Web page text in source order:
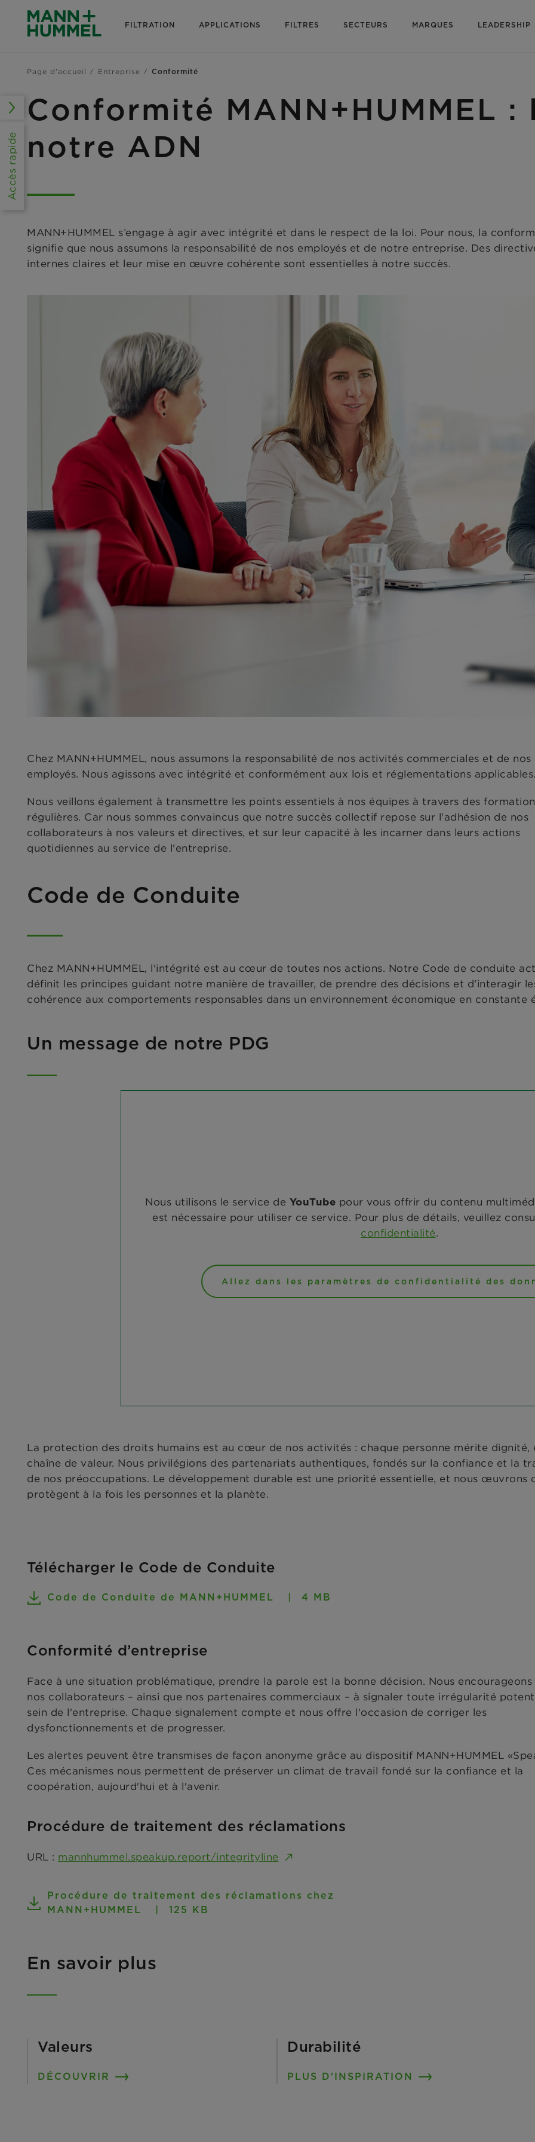
FILTRATION APPLICATIONS FILTRES SECTEURS MARQUES LEADERSHIP
Page d'accueil Entreprise Conformité
Conformité MANN+HUMMEL
notre ADN
MANN+HUMMEL s’engage à agir avec intégrité et dans le respect de la loi. Pour nous, la
signifie que nous assumons la responsabilité de nos employés et de notre entreprise. Des
internes claires et leur mise en œuvre cohérente sont essentielles à notre succès.
Chez MANN+HUMMEL, nous assumons la responsabilité de nos activités commerciales et de nos
employés. Nous agissons avec intégrité et conformément aux lois et réglementations
Nous veillons également à transmettre les points essentiels à nos équipes à travers des
régulières. Car nous sommes convaincus que notre succès collectif repose sur l'adhésion de nos
collaborateurs à nos valeurs et directives, et sur leur capacité à les incarner dans leurs actions
quotidiennes au service de l'entreprise.
Code de Conduite
Chez MANN+HUMMEL, l'intégrité est au cœur de toutes nos actions. Notre Code de conduite
définit les principes guidant notre manière de travailler, de prendre des décisions et d'interagir
cohérence aux comportements responsables dans un environnement économique en constante
Un message de notre PDG
Nous utilisons le service de YouTube pour vous offrir du contenu
est nécessaire pour utiliser ce service. Pour plus de détails, veuillez
confidentialité.
Allez dans les paramètres de confidentialité des
La protection des droits humains est au cœur de nos activités : chaque personne mérite
chaîne de valeur. Nous privilégions des partenariats authentiques, fondés sur la confiance et la
de nos préoccupations. Le développement durable est une priorité essentielle, et nous
protègent à la fois les personnes et la planète.
Télécharger le Code de Conduite
Code de Conduite de MANN+HUMMEL 4 MB
Conformité d’entreprise
Face à une situation problématique, prendre la parole est la bonne décision. Nous
nos collaborateurs – ainsi que nos partenaires commerciaux – à signaler toute irrégularité
sein de l'entreprise. Chaque signalement compte et nous offre l'occasion de corriger les
dysfonctionnements et de progresser.
Les alertes peuvent être transmises de façon anonyme grâce au dispositif MANN+HUMMEL
Ces mécanismes nous permettent de préserver un climat de travail fondé sur la confiance et la
coopération, aujourd'hui et à l'avenir.
Procédure de traitement des réclamations
URL : mannhummel.speakup.report/integrityline
Procédure de traitement des réclamations chez
MANN+HUMMEL
125 KB
En savoir plus
Valeurs
DÉCOUVRIR
Durabilité
PLUS D'INSPIRATION
Accès rapide